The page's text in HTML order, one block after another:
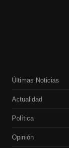
Últimas Noticias
Actualidad
Política
Opinión